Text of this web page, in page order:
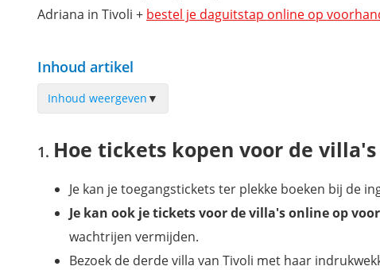
Adriana in Tivoli + bestel je daguitstap online op
Inhoud artikel
Inhoud weergeven ▼
Villa Adriana, het paleis van keizer Hadrianus
Villa Gregoriana
Waar bevinden zich de villa’s van Tivoli?
Wat zijn de openingsuren van de villa's in Tivoli?
Hoe tickets kopen voor de
Je kan je toegangstickets ter plekke boeken bij de
Je kan ook je tickets voor de villa's online op
wachtrijen vermijden.
Bezoek de derde villa van Tivoli met haar